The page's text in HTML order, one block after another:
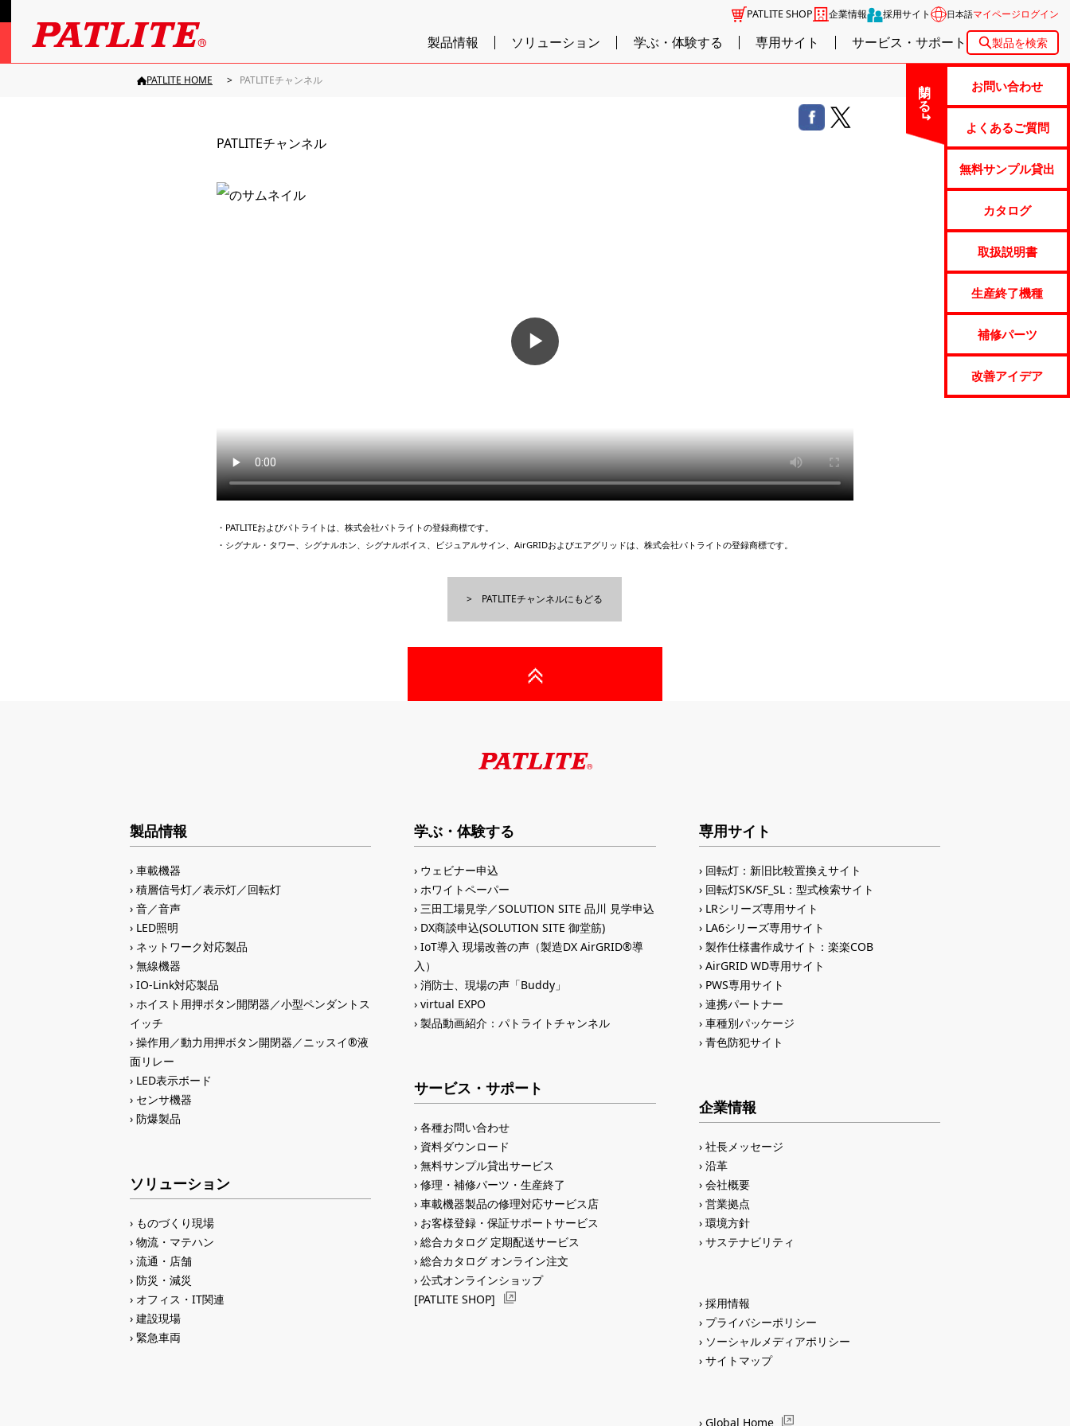
PATLITE SHOP 企業情報 採用サイト 日本語マイページログイン
製品情報 ソリューション 学ぶ・体験する 専用サイト サービス・サポート 製品を検索
閉じる お問い合わせ
よくあるご質問
無料サンプル貸出
カタログ
取扱説明書
生産終了機種
補修パーツ
改善アイデア
PATLITE HOME PATLITEチャンネル
PATLITEチャンネル
▶
・PATLITEおよびパトライトは、株式会社パトライトの登録商標です。
・シグナル・タワー、シグナルホン、シグナルボイス、ビジュアルサイン、AirGRIDおよびエアグリッドは、株式会社パトライトの登録商標です。
PATLITEチャンネルにもどる
製品情報
車載機器
積層信号灯／表示灯／回転灯
音／音声
LED照明
ネットワーク対応製品
無線機器
IO-Link対応製品
ホイスト用押ボタン開閉器／小型ペンダントス
イッチ
操作用／動力用押ボタン開閉器／ニッスイ®液
面リレー
LED表示ボード
センサ機器
防爆製品
ソリューション
ものづくり現場
物流・マテハン
流通・店舗
防災・減災
オフィス・IT関連
建設現場
緊急車両
学ぶ・体験する
ウェビナー申込
ホワイトペーパー
三田工場見学／SOLUTION SITE 品川 見学申込
DX商談申込(SOLUTION SITE 御堂筋)
IoT導入 現場改善の声（製造DX AirGRID®導
入）
消防士、現場の声「Buddy」
virtual EXPO
製品動画紹介：パトライトチャンネル
サービス・サポート
各種お問い合わせ
資料ダウンロード
無料サンプル貸出サービス
修理・補修パーツ・生産終了
車載機器製品の修理対応サービス店
お客様登録・保証サポートサービス
総合カタログ 定期配送サービス
総合カタログ オンライン注文
公式オンラインショップ
[PATLITE SHOP]
専用サイト
回転灯：新旧比較置換えサイト
回転灯SK/SF_SL：型式検索サイト
LRシリーズ専用サイト
LA6シリーズ専用サイト
製作仕様書作成サイト：楽楽COB
AirGRID WD専用サイト
PWS専用サイト
連携パートナー
車種別パッケージ
青色防犯サイト
企業情報
社長メッセージ
沿革
会社概要
営業拠点
環境方針
サステナビリティ
採用情報
プライバシーポリシー
ソーシャルメディアポリシー
サイトマップ
Global Home